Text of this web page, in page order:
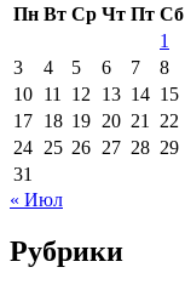
Пн Вт Ср Чт Пт Сб
1
3
4 5 6 7 8
10 11 12 13 14 15
17 18 19 20 21 22
24 25 26 27 28 29
31
« Июл
Рубрики